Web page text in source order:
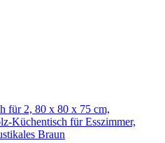
für 2, 80 x 80 x 75 cm,
Küchentisch für Esszimmer,
Braun